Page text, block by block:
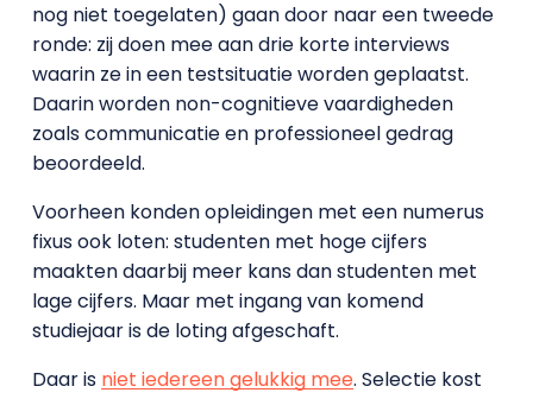
nog niet toegelaten) gaan door naar een tweede
ronde: zij doen mee aan drie korte interviews
waarin ze in een testsituatie worden geplaatst.
Daarin worden non-cognitieve vaardigheden
zoals communicatie en professioneel gedrag
beoordeeld.
Voorheen konden opleidingen met een numerus
fixus ook loten: studenten met hoge cijfers
maakten daarbij meer kans dan studenten met
lage cijfers. Maar met ingang van komend
studiejaar is de loting afgeschaft.
Daar is niet iedereen gelukkig mee. Selectie kost